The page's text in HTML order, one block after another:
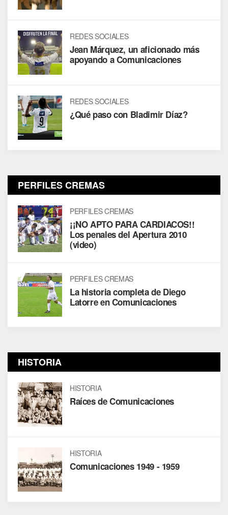
REDES SOCIALES
Jean Márquez, un aficionado más
apoyando a Comunicaciones
REDES SOCIALES
¿Qué paso con Bladimir Díaz?
PERFILES CREMAS
PERFILES CREMAS
¡¡NO APTO PARA CARDIACOS!!
Los penales del Apertura 2010
(video)
PERFILES CREMAS
La historia completa de Diego
Latorre en Comunicaciones
HISTORIA
HISTORIA
Raíces de Comunicaciones
HISTORIA
Comunicaciones 1949 - 1959